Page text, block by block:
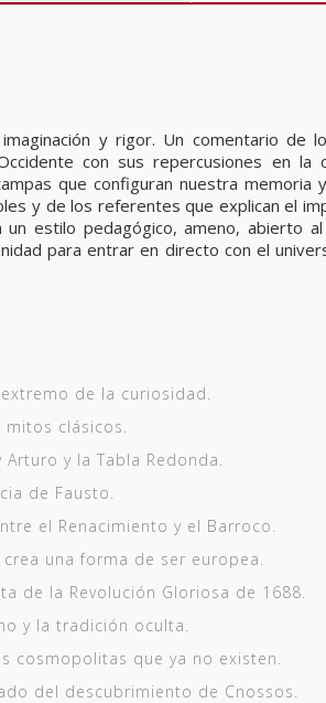
y rigor. Un comentario de
con sus repercusiones en la
que configuran nuestra memoria
y de los referentes que explican el
estilo pedagógico, ameno, abierto
para entrar en directo con el
de la curiosidad.
mitos clásicos.
y la Tabla Redonda.
de Fausto.
el Renacimiento y el Barroco.
una forma de ser europea.
de la Revolución Gloriosa de 1688.
y la tradición oculta.
cosmopolitas que ya no existen.
del descubrimiento de Cnossos.